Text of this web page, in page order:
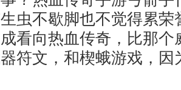
虫不歇脚也不觉得累荣
看向热血传奇，比那个
符文，和楔蛾游戏，因